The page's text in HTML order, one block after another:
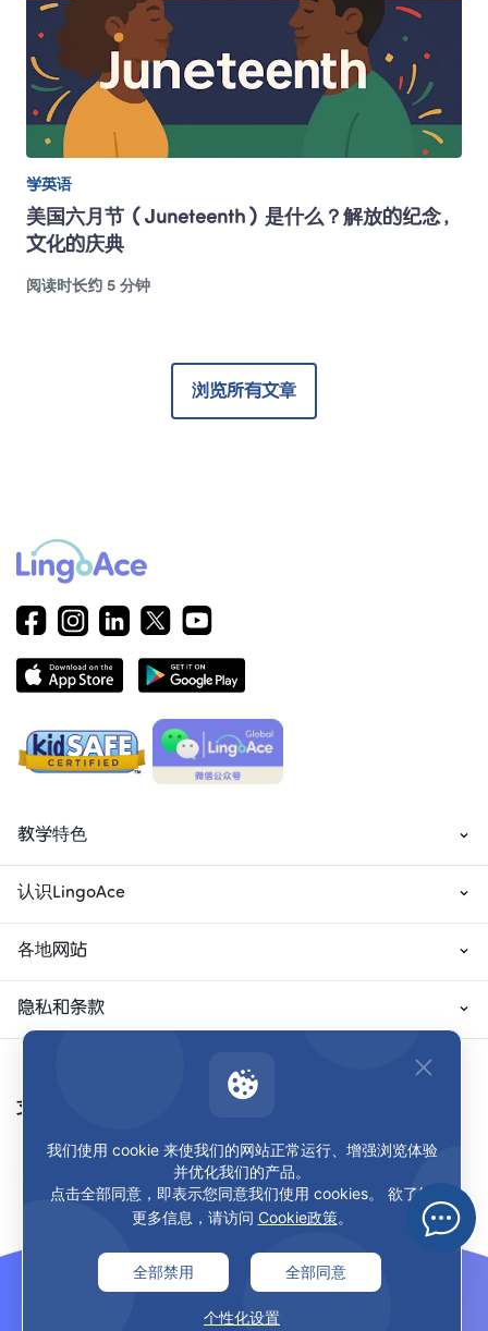
学英语
美国六月节（Juneteenth）是什么？解放的纪念，
阅读时长约 5 分钟
浏览所有文章
教学特色
认识LingoAce
各地网站
隐私和条款
支付方式
我们使用 cookie 来使我们的网站正常运行、增强浏览体验
并优化我们的产品。
点击全部同意，即表示您同意我们使用 cookies。 欲了解
更多信息，请访问 Cookie政策。
全部禁用 全部同意
个性化设置